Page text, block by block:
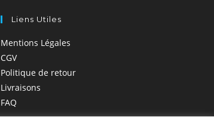
Liens Utiles
Mentions Légales
CGV
Politique de retour
Livraisons
FAQ